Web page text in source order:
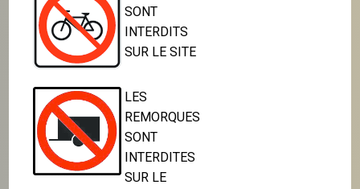
SONT
INTERDITS
SUR LE SITE
LES
REMORQUES
SONT
INTERDITES
SUR LE